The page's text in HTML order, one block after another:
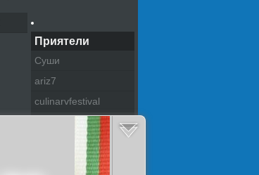
Приятели
Суши
ariz7
culinarvfestival
pazitel na tradiciite